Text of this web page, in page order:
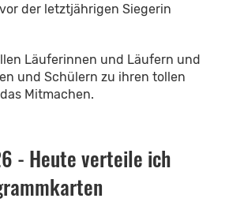
der letztjährigen Siegerin
Läuferinnen und Läufern und
und Schülern zu ihren tollen
Mitmachen.
- Heute verteile ich